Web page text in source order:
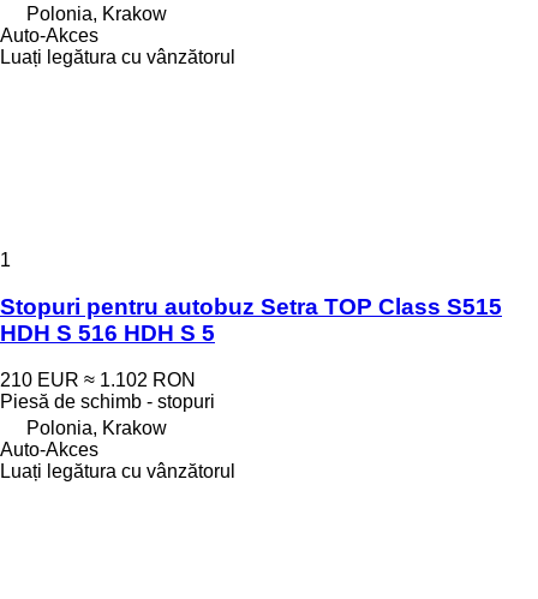
Polonia, Krakow
Auto-Akces
Luați legătura cu vânzătorul
1
Stopuri pentru autobuz Setra TOP Class S515
HDH S 516 HDH S 5
210 EUR ≈ 1.102 RON
Piesă de schimb - stopuri
Polonia, Krakow
Auto-Akces
Luați legătura cu vânzătorul